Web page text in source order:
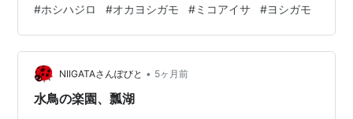
#ホシハジロ #オカヨシガモ #ミコアイサ #ヨシガモ
NIIGATAさんぽびと • 5ヶ月前
水鳥の楽園、瓢湖